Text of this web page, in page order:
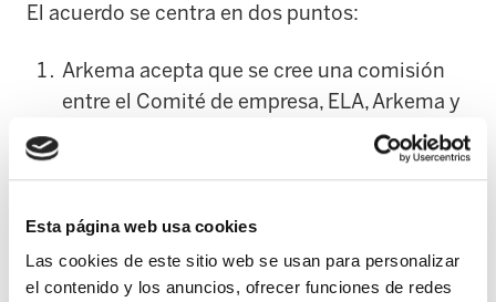
Esta página web usa cookies
Las cookies de este sitio web se usan para personalizar
el contenido y los anuncios, ofrecer funciones de redes
El acuerdo se centra en dos puntos:
Arkema acepta que se cree una comisión
entre el Comité de empresa, ELA, Arkema y
GV para que se sigan dando todos los pasos
compromete por escrito a tratar de buena
fe a todas las opciones empresariales
interesadas. Esto es relevante, puesto que